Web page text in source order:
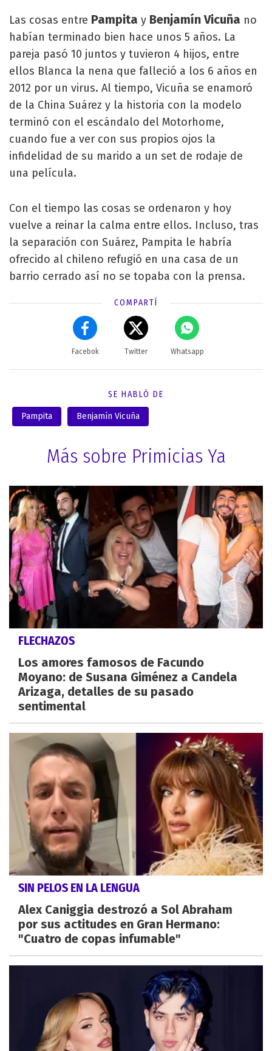
Las cosas entre Pampita y Benjamín Vicuña no
habían terminado bien hace unos 5 años. La
pareja pasó 10 juntos y tuvieron 4 hijos, entre
ellos Blanca la nena que falleció a los 6 años en
2012 por un virus. Al tiempo, Vicuña se enamoró
de la China Suárez y la historia con la modelo
terminó con el escándalo del Motorhome,
cuando fue a ver con sus propios ojos la
infidelidad de su marido a un set de rodaje de
una película.
Con el tiempo las cosas se ordenaron y hoy
vuelve a reinar la calma entre ellos. Incluso, tras
la separación con Suárez, Pampita le habría
ofrecido al chileno refugió en una casa de un
barrio cerrado así no se topaba con la prensa.
COMPARTÍ
Facebok Twitter Whatsapp
SE HABLÓ DE
Pampita Benjamín Vicuña
Más sobre Primicias Ya
FLECHAZOS
Los amores famosos de Facundo
Moyano: de Susana Giménez a Candela
Arizaga, detalles de su pasado
sentimental
SIN PELOS EN LA LENGUA
Alex Caniggia destrozó a Sol Abraham
por sus actitudes en Gran Hermano:
"Cuatro de copas infumable"